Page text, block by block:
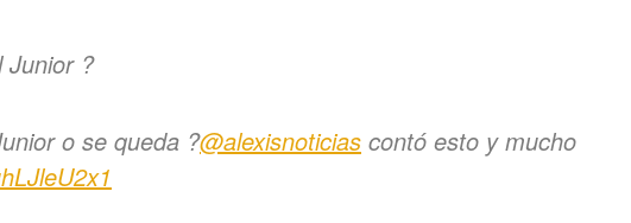
Junior ?
o se queda ?@alexisnoticias contó esto y mucho